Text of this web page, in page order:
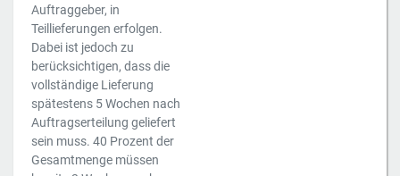
Auftraggeber, in
Teillieferungen erfolgen.
Dabei ist jedoch zu
berücksichtigen, dass die
vollständige Lieferung
spätestens 5 Wochen nach
Auftragserteilung geliefert
sein muss. 40 Prozent der
Gesamtmenge müssen